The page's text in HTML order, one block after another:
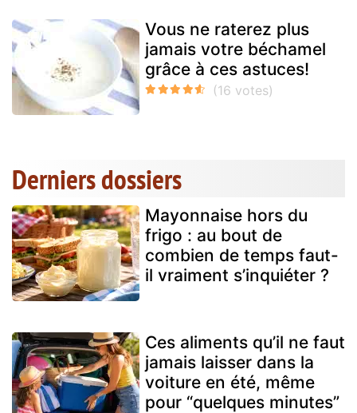
Vous ne raterez plus
jamais votre béchamel
grâce à ces astuces!
Derniers dossiers
Mayonnaise hors du
frigo : au bout de
combien de temps faut-
il vraiment s’inquiéter ?
Ces aliments qu’il ne faut
jamais laisser dans la
voiture en été, même
pour “quelques minutes”